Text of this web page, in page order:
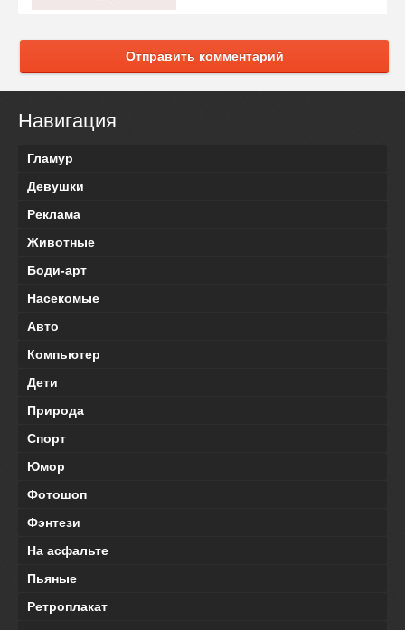
Отправить комментарий
Навигация
Гламур
Девушки
Реклама
Животные
Боди-арт
Насекомые
Авто
Компьютер
Дети
Природа
Спорт
Юмор
Фотошоп
Фэнтези
На асфальте
Пьяные
Ретроплакат